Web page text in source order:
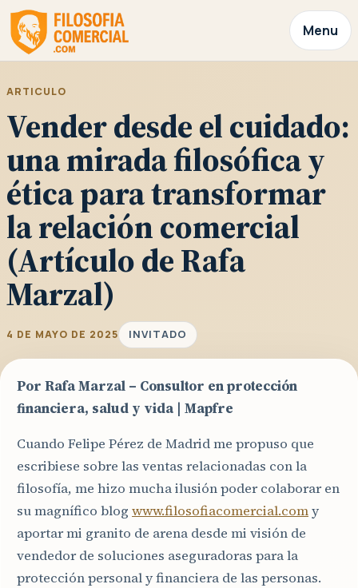
Menu
ARTICULO
Vender desde el cuidado:
una mirada filosófica y
ética para transformar
la relación comercial
(Artículo de Rafa
Marzal)
4 DE MAYO DE 2025 INVITADO
Por Rafa Marzal – Consultor en protección
financiera, salud y vida | Mapfre
Cuando Felipe Pérez de Madrid me propuso que
escribiese sobre las ventas relacionadas con la
filosofía, me hizo mucha ilusión poder colaborar en
su magnífico blog www.filosofiacomercial.comy
aportar mi granito de arena desde mi visión de
vendedor de soluciones aseguradoras para la
protección personal y financiera de las personas.